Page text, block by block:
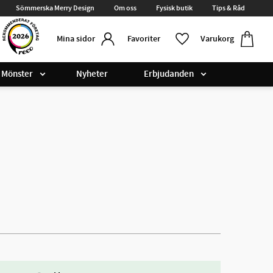
Sömmerska Merry Design Om oss Fysisk butik Tips & Råd
Mina sidor Favoriter Varukorg
Favoriter
Mönster Nyheter Erbjudanden